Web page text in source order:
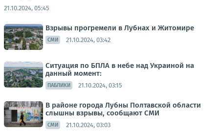
21.10.2024, 05:45
Взрывы прогремели в Лубнах и Житомире
СМИ 21.10.2024, 03:42
Ситуация по БПЛА в небе над Украиной на
данный момент:
ПАБЛИКИ 21.10.2024, 03:15
В районе города Лубны Полтавской области
слышны взрывы, сообщают СМИ
СМИ 21.10.2024, 03:03